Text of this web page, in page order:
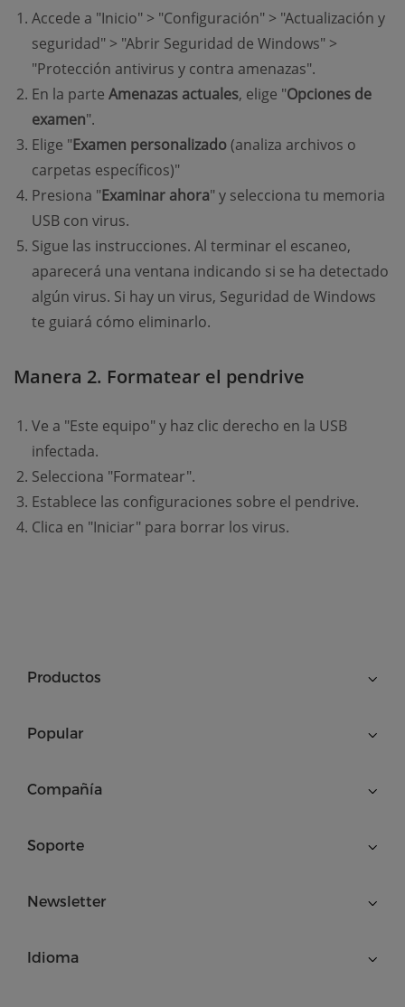
Accede a "Inicio" > "Configuración" > "Actualización y
seguridad" > "Abrir Seguridad de Windows" >
"Protección antivirus y contra amenazas".
En la parte Amenazas actuales, elige "Opciones de
examen".
Elige "Examen personalizado(analiza archivos o
carpetas específicos)"
Presiona "Examinar ahora" y selecciona tu memoria
USB con virus.
Sigue las instrucciones. Al terminar el escaneo,
aparecerá una ventana indicando si se ha detectado
algún virus. Si hay un virus, Seguridad de Windows
te guiará cómo eliminarlo.
Manera 2. Formatear el pendrive
Ve a "Este equipo" y haz clic derecho en la USB
infectada.
Selecciona "Formatear".
Establece las configuraciones sobre el pendrive.
Clica en "Iniciar" para borrar los virus.
Productos
Popular
Compañía
Soporte
Newsletter
Idioma